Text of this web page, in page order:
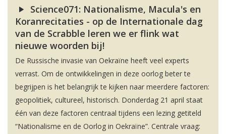
Science071: Nationalisme, Macula's en
Koranrecitaties - op de Internationale dag
van de Scrabble leren we er flink wat
nieuwe woorden bij!
De Russische invasie van Oekraïne heeft veel experts
verrast. Om de ontwikkelingen in deze oorlog beter te
begrijpen is het belangrijk te kijken naar meerdere factoren:
geopolitiek, cultureel, historisch. Donderdag 21 april staat
één van deze factoren centraal tijdens een lezing getiteld
“Nationalisme en de Oorlog in Oekraïne”. Centrale vraag: